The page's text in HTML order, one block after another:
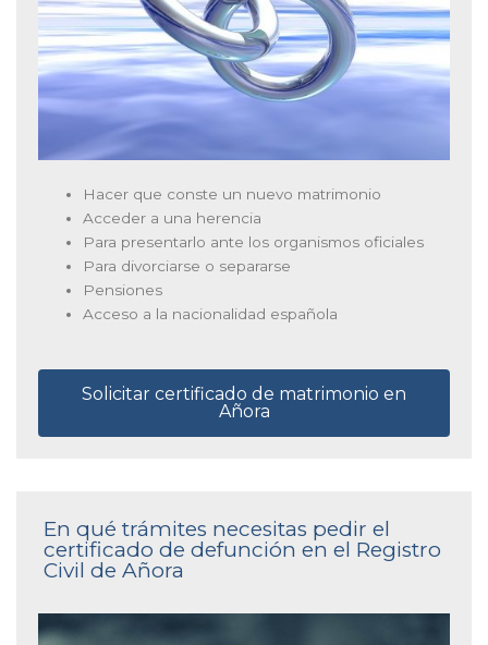
Hacer que conste un nuevo matrimonio
Acceder a una herencia
Para presentarlo ante los organismos oficiales
Para divorciarse o separarse
Pensiones
Acceso a la nacionalidad española
Solicitar certificado de matrimonio en
Añora
En qué trámites necesitas pedir el
certificado de defunción en el Registro
Civil de Añora